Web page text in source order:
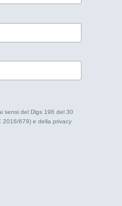
sensi del Dlgs 196 del 30
2016/679) e della privacy